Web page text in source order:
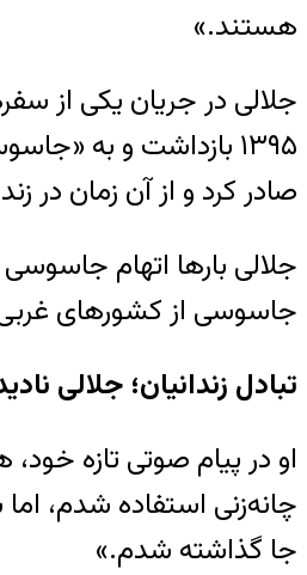
هستند.»
صادر کرد و از آن زمان در
جلالی بارها اتهام
جاسوسی از کشورهای
تبادل زندانیان؛‌ جلالی
او در پیام صوتی تازه
چانه‌زنی استفاده شدم،
جا گذاشته شدم.»